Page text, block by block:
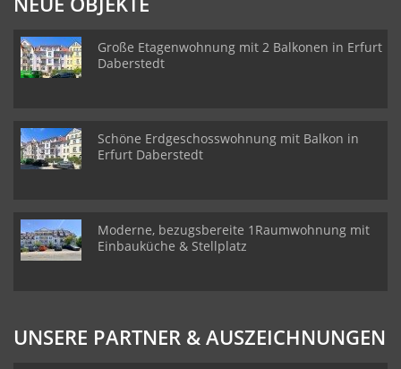
Große Etagenwohnung mit 2 Balkonen in Erfurt
Daberstedt
Schöne Erdgeschosswohnung mit Balkon in
Erfurt Daberstedt
Moderne, bezugsbereite 1Raumwohnung mit
Einbauküche & Stellplatz
UNSERE PARTNER & AUSZEICHNUNGEN